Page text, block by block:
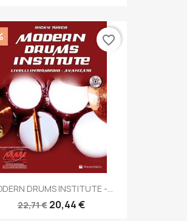
DRUMS INSTITUTE -...
22,71 € 20,44 €
favorite_border